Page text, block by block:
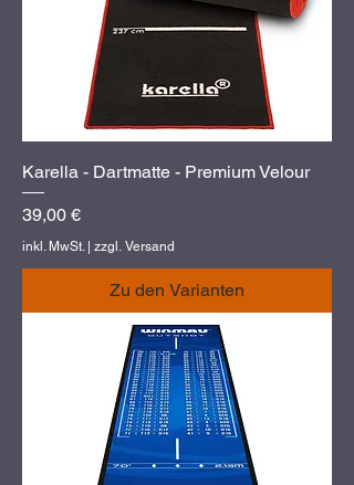
Karella - Dartmatte - Premium Velour
Preis
39,00 €
inkl. MwSt. | zzgl. Versand
Zu den Varianten